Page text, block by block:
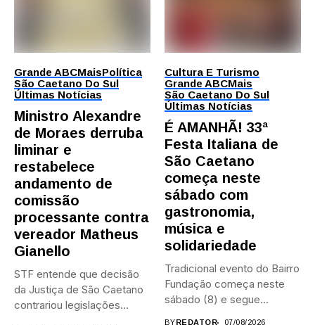
Grande ABCMaisPolítica
São Caetano Do Sul
Últimas Notícias
Ministro Alexandre
de Moraes derruba
liminar e
restabelece
andamento de
comissão
processante contra
vereador Matheus
Gianello
STF entende que decisão
da Justiça de São Caetano
contrariou legislações
Cultura E Turismo
Grande ABCMais
São Caetano Do Sul
Últimas Notícias
É AMANHÃ! 33ª
Festa Italiana de
São Caetano
começa neste
sábado com
gastronomia,
música e
solidariedade
Tradicional evento do Bairro
Fundação começa neste
sábado (8) e segue
BYREDATOR 07/08/2026